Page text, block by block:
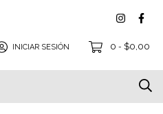
INICIAR SESIÓN 0 - $0,00